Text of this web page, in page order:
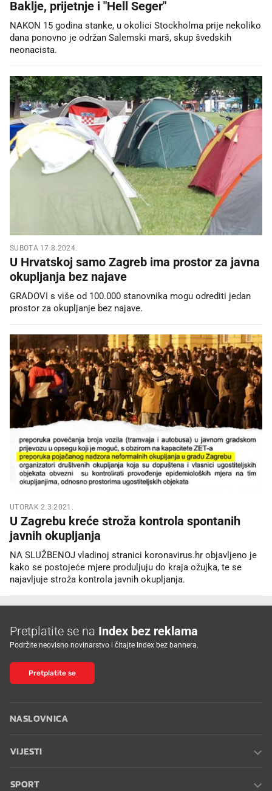
Baklje, prijetnje i "Hell Seger"
NAKON 15 godina stanke, u okolici Stockholma prije nekoliko
dana ponovno je održan Salemski marš, skup švedskih
neonacista.
SUBOTA 17.8.2024.
U Hrvatskoj samo Zagreb ima prostor za javna
okupljanja bez najave
GRADOVI s više od 100.000 stanovnika mogu odrediti jedan
prostor za okupljanje bez najave.
UTORAK 2.3.2021.
U Zagrebu kreće stroža kontrola spontanih
javnih okupljanja
NA SLUŽBENOJ vladinoj stranici koronavirus.hr objavljeno je
kako se postojeće mjere produljuju do kraja ožujka, te se
najavljuje stroža kontrola javnih okupljanja.
Pretplatite se na Index bez reklama
Podržite neovisno novinarstvo i čitajte Index bez bannera.
Pretplatite se
NASLOVNICA
VIJESTI
SPORT